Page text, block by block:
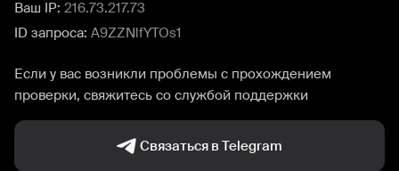
Ваш IP: 216.73.217.73
ID запроса: A9ZZNlfYTOs1
Если у вас возникли проблемы с прохождением
проверки, свяжитесь со службой поддержки
Связаться в Telegram